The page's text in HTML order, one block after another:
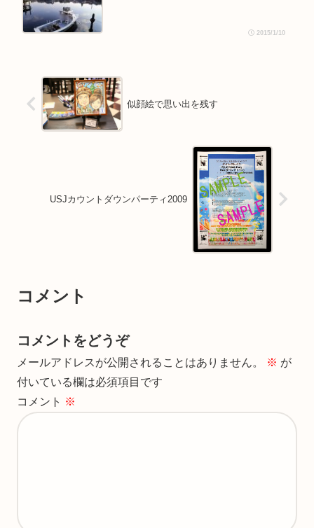
2015/1/10
似顔絵で思い出を残す
USJカウントダウンパーティ2009
コメント
コメントをどうぞ
メールアドレスが公開されることはありません。 ※ が
付いている欄は必須項目です
コメント ※